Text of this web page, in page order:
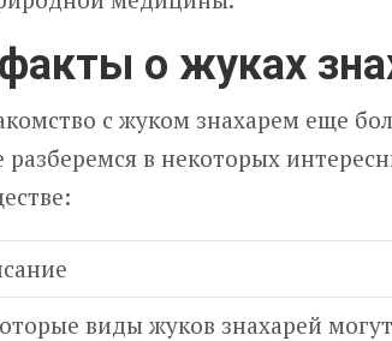
о жуках
с жуком знахарем еще
разберемся в некоторых
виды жуков знахарей